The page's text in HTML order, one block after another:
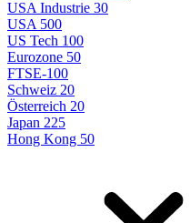
USA Industrie 30
USA 500
US Tech 100
Eurozone 50
FTSE-100
Schweiz 20
Österreich 20
Japan 225
Hong Kong 50